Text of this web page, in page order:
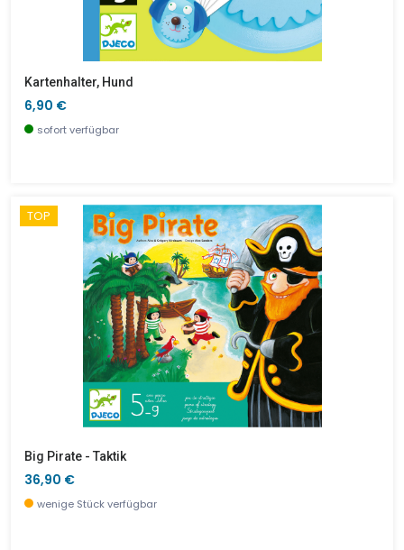
Kartenhalter, Hund
6,90 €
sofort verfügbar
TOP
Big Pirate - Taktik
36,90 €
wenige Stück verfügbar